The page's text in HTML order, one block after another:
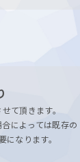
て頂きます。
によっては既存の
なります。